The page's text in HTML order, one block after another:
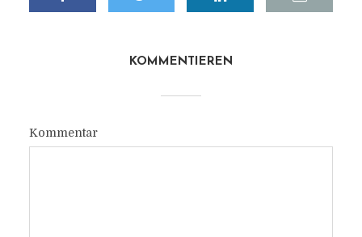
KOMMENTIEREN
Kommentar